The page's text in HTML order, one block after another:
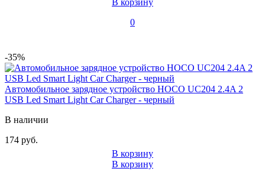
В корзину
0
-35%
Автомобильное зарядное устройство HOCO UC204 2.4A 2
USB Led Smart Light Car Charger - черный
В наличии
174 руб.
В корзину
В корзину